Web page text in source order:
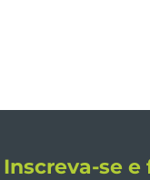
Inscreva-se